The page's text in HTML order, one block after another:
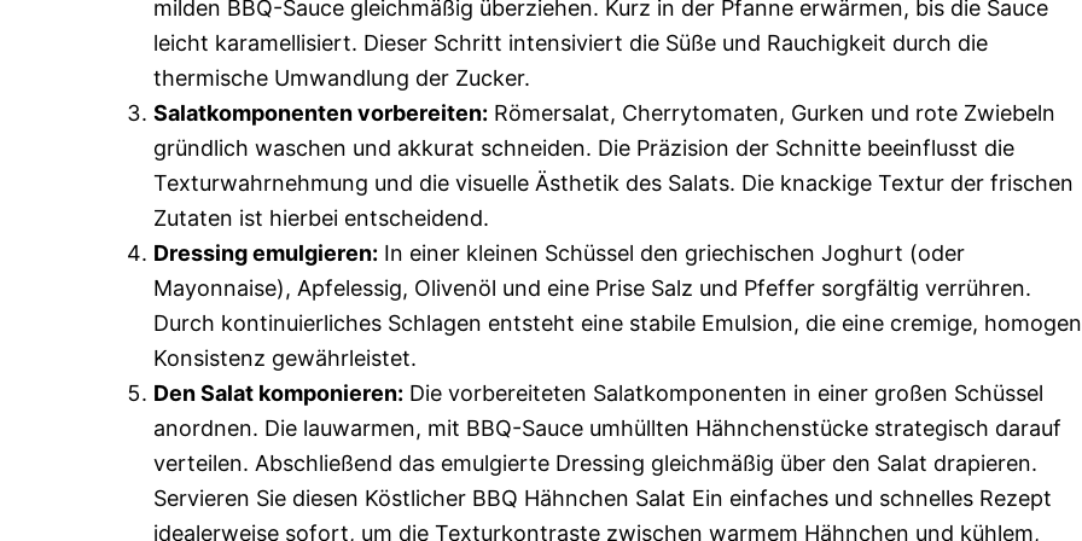
milden BBQ-Sauce gleichmäßig überziehen. Kurz in der Pfanne erwärmen, bis die Sauce
leicht karamellisiert. Dieser Schritt intensiviert die Süße und Rauchigkeit durch die
thermische Umwandlung der Zucker.
Salatkomponenten vorbereiten: Römersalat, Cherrytomaten, Gurken und rote Zwiebeln
gründlich waschen und akkurat schneiden. Die Präzision der Schnitte beeinflusst die
Texturwahrnehmung und die visuelle Ästhetik des Salats. Die knackige Textur der frischen
Zutaten ist hierbei entscheidend.
Dressing emulgieren: In einer kleinen Schüssel den griechischen Joghurt (oder
Mayonnaise), Apfelessig, Olivenöl und eine Prise Salz und Pfeffer sorgfältig verrühren.
Durch kontinuierliches Schlagen entsteht eine stabile Emulsion, die eine cremige,
Konsistenz gewährleistet.
Den Salat komponieren: Die vorbereiteten Salatkomponenten in einer großen Schüssel
anordnen. Die lauwarmen, mit BBQ-Sauce umhüllten Hähnchenstücke strategisch darauf
verteilen. Abschließend das emulgierte Dressing gleichmäßig über den Salat drapieren.
Servieren Sie diesen Köstlicher BBQ Hähnchen Salat Ein einfaches und schnelles Rezept
idealerweise sofort, um die Texturkontraste zwischen warmem Hähnchen und kühlem,